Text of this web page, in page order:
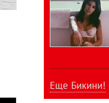
Еще Бикини!